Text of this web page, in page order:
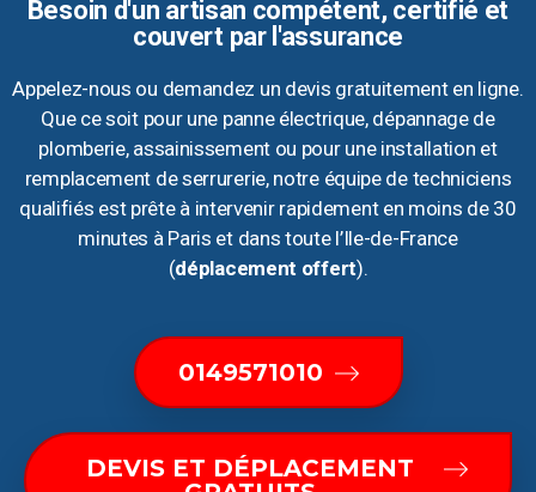
Besoin d'un artisan compétent, certifié et
couvert par l'assurance
Appelez-nous ou demandez un devis gratuitement en ligne.
Que ce soit pour une panne électrique, dépannage de
plomberie, assainissement ou pour une installation et
remplacement de serrurerie, notre équipe de techniciens
qualifiés est prête à intervenir rapidement en moins de 30
minutes à Paris et dans toute l’Ile-de-France
(déplacement offert).
0149571010
DEVIS ET DÉPLACEMENT